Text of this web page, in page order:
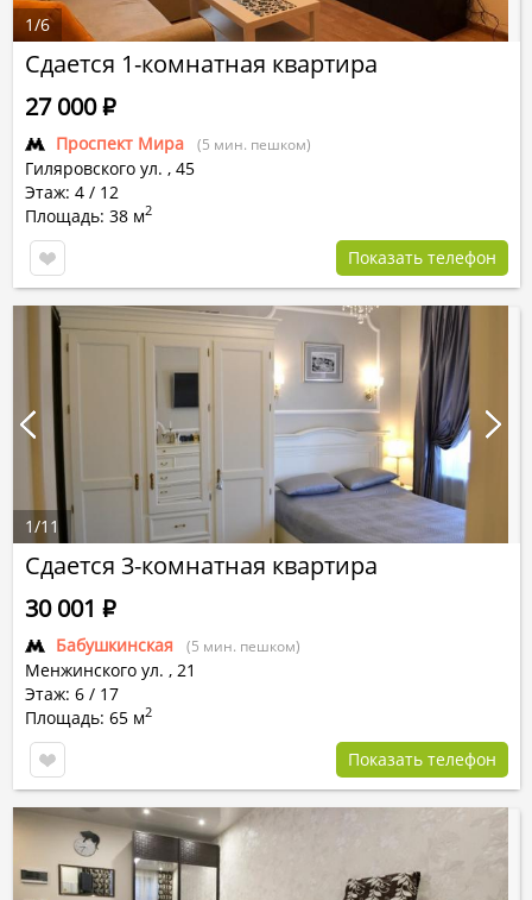
Сдается 1-комнатная квартира
Проспект Мира (5 мин. пешком)
Гиляровского ул. , 45
Этаж: 4 / 12
Площадь: 38 м2
27 000Р
Показать телефон
1/6
Сдается 3-комнатная квартира
Бабушкинская (5 мин. пешком)
Менжинского ул. , 21
Этаж: 6 / 17
Площадь: 65 м2
30 001 Р
Показать телефон
1/11